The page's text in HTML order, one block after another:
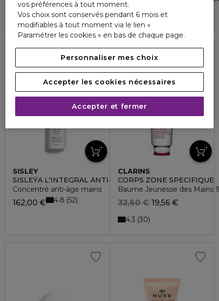
10,50 € 4.5 74 122,50 €
SISLEY
SISLEŸA L'INTEGRAL ANTI-ÂGE
Concentré anti-âge mains
162,00 € 4.8 52
CLARINS
CORPS ZONE SPECIFIQUE
Baume Jeunesse des Mains
19,56 €
32,60 €
4.3 30
40%
vos préférences à tout moment.
Vos choix sont conservés pendant 6 mois et
modifiables à tout moment via le lien «
Paramétrer les cookies » en bas de chaque page.
Personnaliser mes choix
Accepter les cookies nécessaires
Accepter et fermer